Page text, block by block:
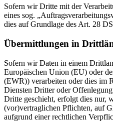
Sofern wir Dritte mit der
eines sog.
dies auf Grundlage des Art. 28
Übermittlungen in
Sofern wir Daten in einem
Europäischen Union (EU) oder
(EWR)) verarbeiten oder dies im
Diensten Dritter oder
Dritte geschieht, erfolgt dies nur,
(vor)vertraglichen Pflichten, auf
aufgrund einer rechtlichen